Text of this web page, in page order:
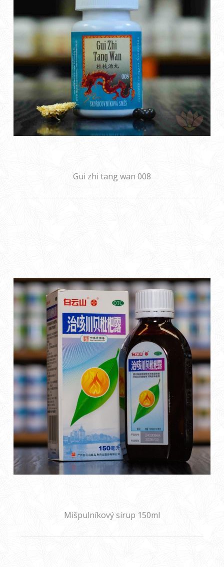
Gui zhi tang wan 008
Mišpulníkový sirup 150ml